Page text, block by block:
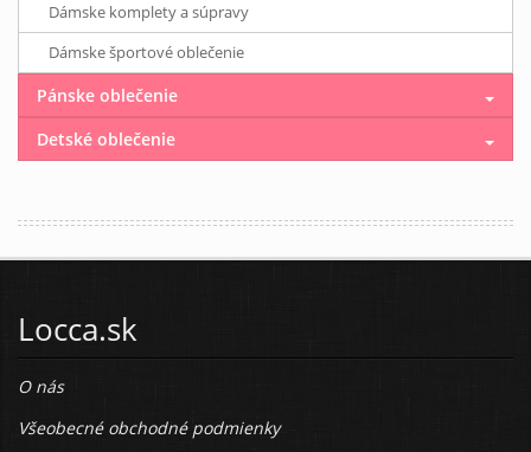
Dámske komplety a súpravy
Dámske športové oblečenie
Pánske oblečenie
Detské oblečenie
Locca.sk
O nás
Všeobecné obchodné podmienky